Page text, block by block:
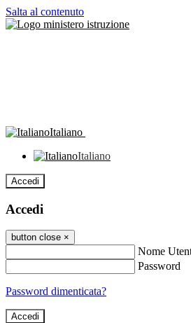
Salta al contenuto
Italiano
Italiano
Accedi
Accedi
button close ×
Nome
Password
Password dimenticata?